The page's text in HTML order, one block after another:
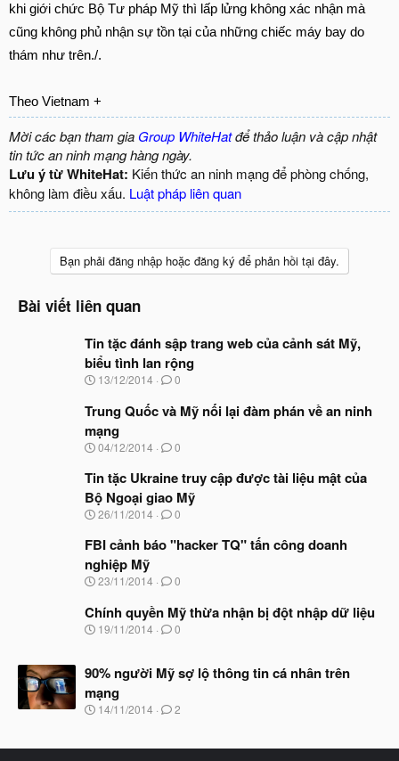
khi giới chức Bộ Tư pháp Mỹ thì lấp lửng không xác nhận mà
cũng không phủ nhận sự tồn tại của những chiếc máy bay do
thám như trên./.
Theo Vietnam +
Mời các bạn tham gia Group WhiteHatđể thảo luận và cập nhật
tin tức an ninh mạng hàng ngày.
Lưu ý từ WhiteHat: Kiến thức an ninh mạng để phòng chống,
không làm điều xấu. Luật pháp liên quan
Bạn phải đăng nhập hoặc đăng ký để phản hồi tại đây.
Bài viết liên quan
Tin tặc đánh sập trang web của cảnh sát Mỹ,
biểu tình lan rộng
N
à
y
b
ắ
đ
ầ
u
13/12/2014 0
Trung Quốc và Mỹ nối lại đàm phán về an ninh
mạng
N
à
b
ắ
đ
ầ
u
04/12/2014 0
Tin tặc Ukraine truy cập được tài liệu mật của
Bộ Ngoại giao Mỹ
N
à
b
ắ
đ
ầ
26/11/2014 0
FBI cảnh báo "hacker TQ" tấn công doanh
nghiệp Mỹ
N
à
y
b
t
đ
ầ
u
23/11/2014 0
Chính quyền Mỹ thừa nhận bị đột nhập dữ liệu
N
y
ắ
t
19/11/2014 0
90% người Mỹ sợ lộ thông tin cá nhân trên
mạng
N
y
14/11/2014 2